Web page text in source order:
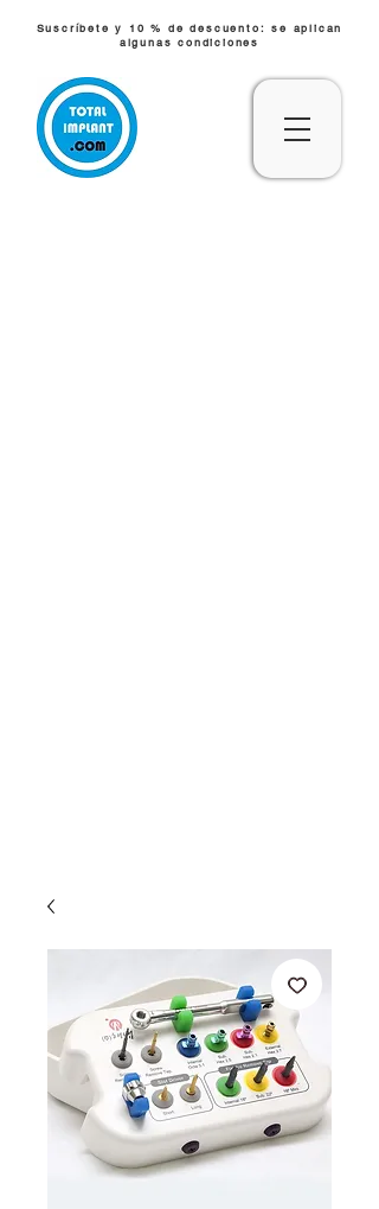
Suscríbete y 10 % de descuento: se aplican
algunas condiciones